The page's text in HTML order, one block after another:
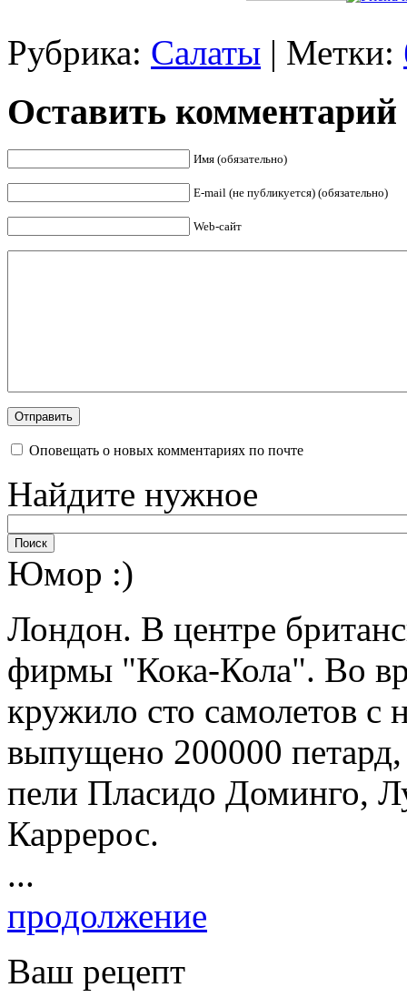
Рубрика: Салаты | Метки:
Оставить комментарий
Имя (обязательно)
E-mail (не публикуется) (обязательно)
Web-сайт
Оповещать о новых комментариях по почте
Найдите нужное
Юмор :)
Лондон. В центре
фирмы "Кока-Кола". Во
кружило сто самолетов
выпущено 200000
пели Пласидо Доминго,
Каррерос.
...
продолжение
Ваш рецепт